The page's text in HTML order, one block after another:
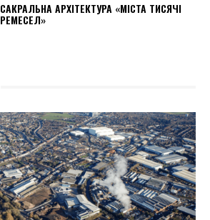
САКРАЛЬНА АРХІТЕКТУРА «МІСТА ТИСЯЧІ
РЕМЕСЕЛ»